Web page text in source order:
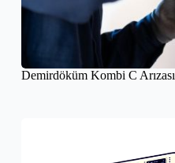
Demirdöküm Kombi C Arızası